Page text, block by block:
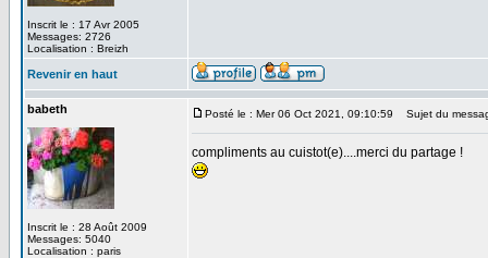
Inscrit le : 17 Avr 2005
Messages: 2726
Localisation : Breizh
Revenir en haut
babeth
Inscrit le : 28 Août 2009
Messages: 5040
Localisation : paris
Posté le : Mer 06 Oct 2021, 09:10:59 Sujet du
compliments au cuistot(e)....merci du partage !